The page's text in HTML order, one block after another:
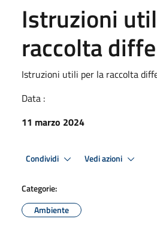
Istruzioni
raccolta
Istruzioni utili per la raccolta
Data :
11 marzo 2024
Condividi Vedi azioni
Categorie:
Ambiente